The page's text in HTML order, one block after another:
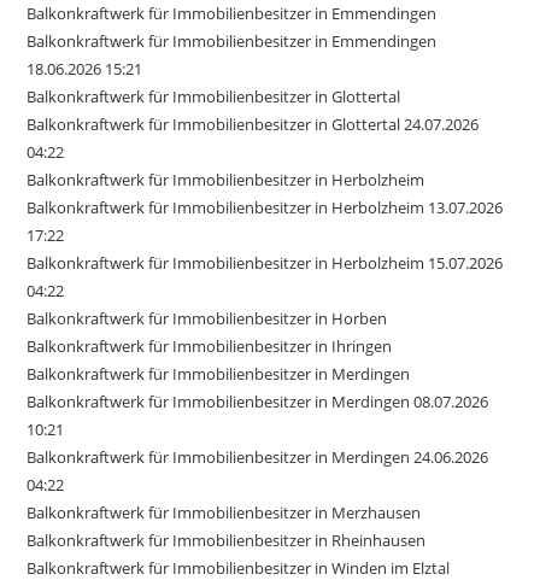
Balkonkraftwerk für Immobilienbesitzer in Emmendingen
Balkonkraftwerk für Immobilienbesitzer in Emmendingen
18.06.2026 15:21
Balkonkraftwerk für Immobilienbesitzer in Glottertal
Balkonkraftwerk für Immobilienbesitzer in Glottertal 24.07.2026
04:22
Balkonkraftwerk für Immobilienbesitzer in Herbolzheim
Balkonkraftwerk für Immobilienbesitzer in Herbolzheim 13.07.2026
17:22
Balkonkraftwerk für Immobilienbesitzer in Herbolzheim 15.07.2026
04:22
Balkonkraftwerk für Immobilienbesitzer in Horben
Balkonkraftwerk für Immobilienbesitzer in Ihringen
Balkonkraftwerk für Immobilienbesitzer in Merdingen
Balkonkraftwerk für Immobilienbesitzer in Merdingen 08.07.2026
10:21
Balkonkraftwerk für Immobilienbesitzer in Merdingen 24.06.2026
04:22
Balkonkraftwerk für Immobilienbesitzer in Merzhausen
Balkonkraftwerk für Immobilienbesitzer in Rheinhausen
Balkonkraftwerk für Immobilienbesitzer in Winden im Elztal